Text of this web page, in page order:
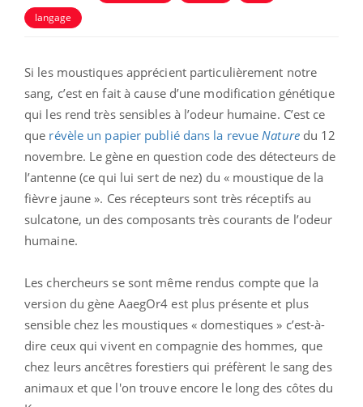
langage
Si les moustiques apprécient particulièrement notre
sang, c’est en fait à cause d’une modification génétique
qui les rend très sensibles à l’odeur humaine. C’est ce
que révèle un papier publié dans la revue Naturedu 12
novembre. Le gène en question code des détecteurs de
l’antenne (ce qui lui sert de nez) du « moustique de la
fièvre jaune ». Ces récepteurs sont très réceptifs au
sulcatone, un des composants très courants de l’odeur
humaine.
Les chercheurs se sont même rendus compte que la
version du gène AaegOr4 est plus présente et plus
sensible chez les moustiques « domestiques » c’est-à-
dire ceux qui vivent en compagnie des hommes, que
chez leurs ancêtres forestiers qui préfèrent le sang des
animaux et que l'on trouve encore le long des côtes du